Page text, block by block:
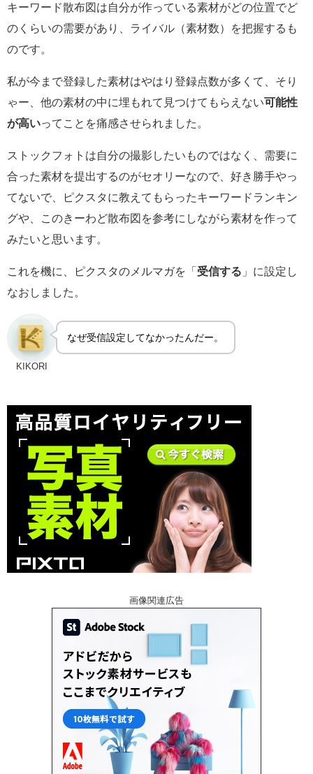
キーワード散布図は自分が作っている素材がどの位置でど
のくらいの需要があり、ライバル（素材数）を把握するも
のです。
私が今まで登録した素材はやはり登録点数が多くて、そり
ゃー、他の素材の中に埋もれて見つけてもらえない可能性
が高いってことを痛感させられました。
ストックフォトは自分の撮影したいものではなく、需要に
合った素材を提出するのがセオリーなので、好き勝手やっ
てないで、ピクスタに教えてもらったキーワードランキン
グや、このきーわど散布図を参考にしながら素材を作って
みたいと思います。
これを機に、ピクスタのメルマガを「 受信する 」に設定し
なおしました。
KIKORI
なぜ受信設定してなかったんだー。
画像関連広告